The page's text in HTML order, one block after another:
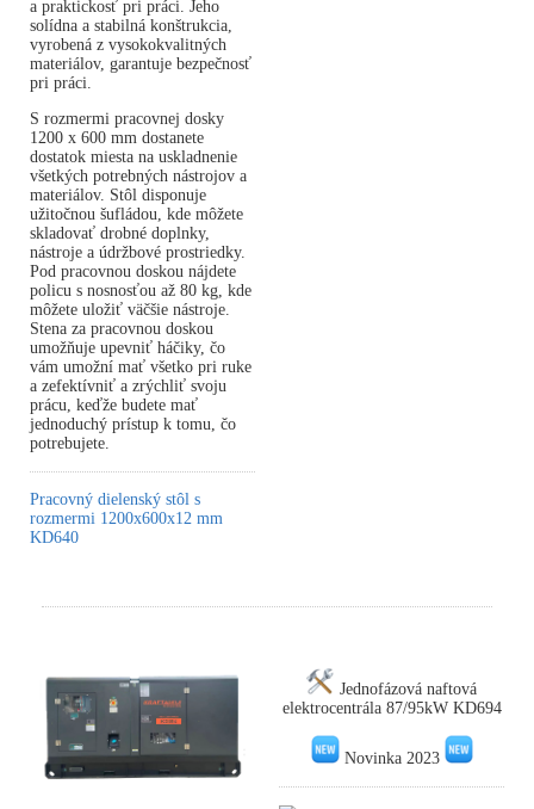
a praktickosť pri práci. Jeho
solídna a stabilná konštrukcia,
vyrobená z vysokokvalitných
materiálov, garantuje bezpečnosť
pri práci.
S rozmermi pracovnej dosky
1200 x 600 mm dostanete
dostatok miesta na uskladnenie
všetkých potrebných nástrojov a
materiálov. Stôl disponuje
užitočnou šufládou, kde môžete
skladovať drobné doplnky,
nástroje a údržbové prostriedky.
Pod pracovnou doskou nájdete
policu s nosnosťou až 80 kg, kde
môžete uložiť väčšie nástroje.
Stena za pracovnou doskou
umožňuje upevniť háčiky, čo
vám umožní mať všetko pri ruke
a zefektívniť a zrýchliť svoju
prácu, keďže budete mať
jednoduchý prístup k tomu, čo
potrebujete.
Pracovný dielenský stôl s
rozmermi 1200x600x12 mm
KD640
Jednofázová naftová
elektrocentrála 87/95kW KD694
Novinka 2023